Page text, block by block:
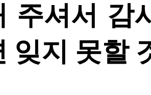
주셔서 감
잊지 못할